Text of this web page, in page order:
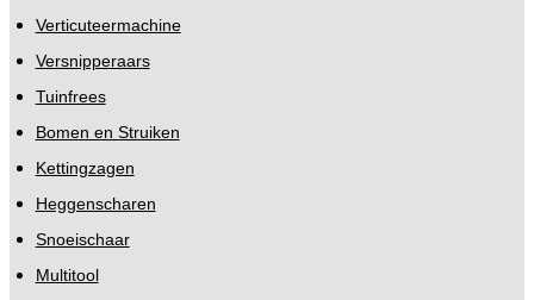
Verticuteermachine
Versnipperaars
Tuinfrees
Bomen en Struiken
Kettingzagen
Heggenscharen
Snoeischaar
Multitool